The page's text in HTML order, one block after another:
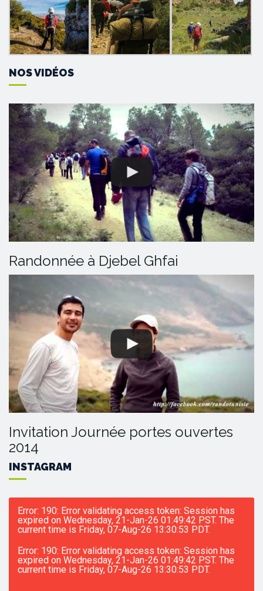
NOS VIDÉOS
Randonnée à Djebel Ghfai
Invitation Journée portes ouvertes
2014
INSTAGRAM
Error: 190: Error validating access token: Session has
expired on Wednesday, 21-Jan-26 01:49:42 PST. The
current time is Friday, 07-Aug-26 13:30:53 PDT.
Error: 190: Error validating access token: Session has
expired on Wednesday, 21-Jan-26 01:49:42 PST. The
current time is Friday, 07-Aug-26 13:30:53 PDT.